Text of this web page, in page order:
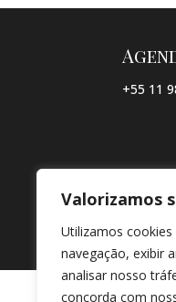
Valorizamos
Utilizamos
navegação, exibir
analisar nosso
concorda com
+55 11
©